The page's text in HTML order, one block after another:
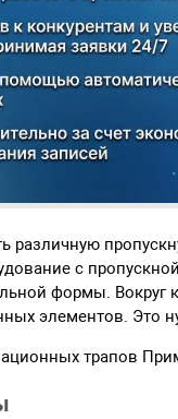
с
формы.
элементов. Это
трапов